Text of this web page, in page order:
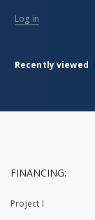
Log in
Recently viewed
FINANCING:
Project I